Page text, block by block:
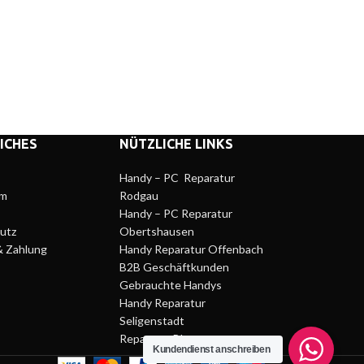
Zahlung
NÜTZLICHE LINKS
Handy – PC Reparatur
Rodgau
Handy – PC Reparatur
Obertshausen
Handy Reparatur Offenbach
B2B Geschäftkunden
Gebrauchte Handys
Handy Reparatur
Seligenstadt
Reparatur Blog
Kundendienst anschreiben